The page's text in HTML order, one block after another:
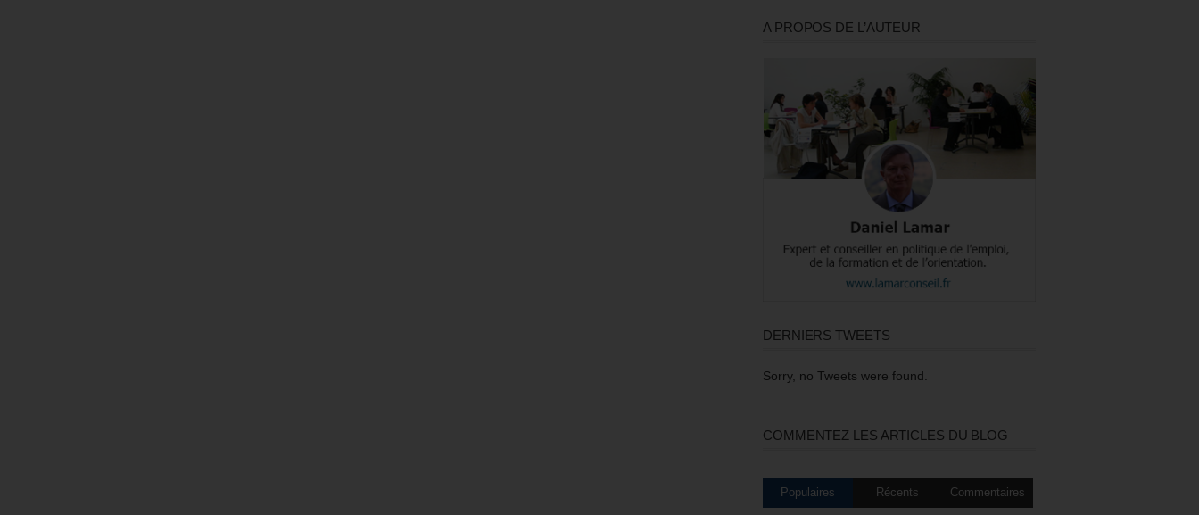
A PROPOS DE L’AUTEUR
DERNIERS TWEETS
Sorry, no Tweets were found.
COMMENTEZ LES ARTICLES DU BLOG
Populaires Récents Commentaires